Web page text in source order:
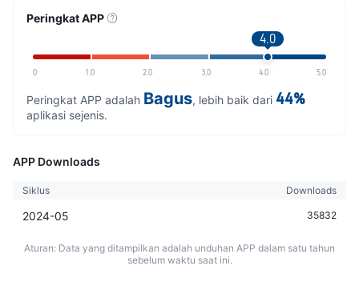
Peringkat APP
4.0
0 1.0 2.0 3.0 4.0 5.0
Peringkat APP adalah Bagus, lebih baik dari 44%
aplikasi sejenis.
APP Downloads
Siklus Downloads
2024-05 35832
Aturan: Data yang ditampilkan adalah unduhan APP dalam satu tahun
sebelum waktu saat ini.